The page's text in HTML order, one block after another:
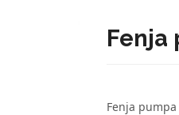
Fenja
Fenja